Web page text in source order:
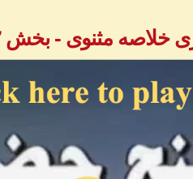
مثنوی - بخش ۲ - آقای حسام